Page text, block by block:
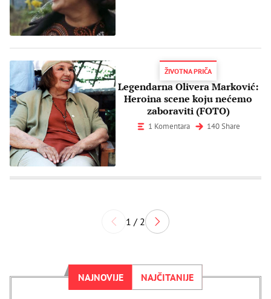
ŽIVOTNA PRIČA
Legendarna Olivera Marković:
Heroina scene koju nećemo
zaboraviti (FOTO)
1 Komentara 140 Share
1 / 2
NAJNOVIJE NAJČITANIJE